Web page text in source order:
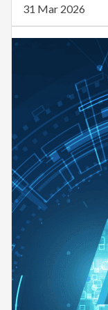
31 Mar 2026